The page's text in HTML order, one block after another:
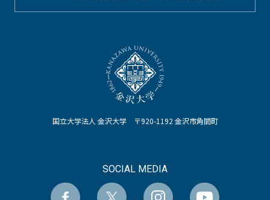
国立大学法人 金沢大学 〒920-1192 金沢市角間町
SOCIAL MEDIA